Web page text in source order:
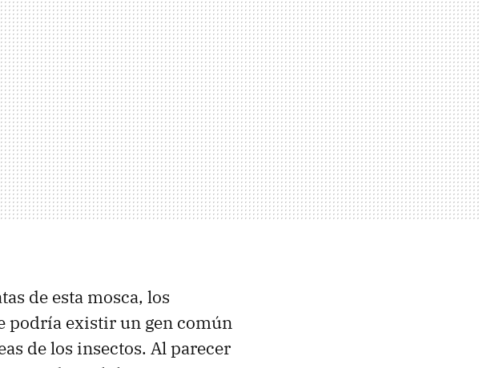
de esta mosca, los
podría existir un gen común
de los insectos. Al parecer